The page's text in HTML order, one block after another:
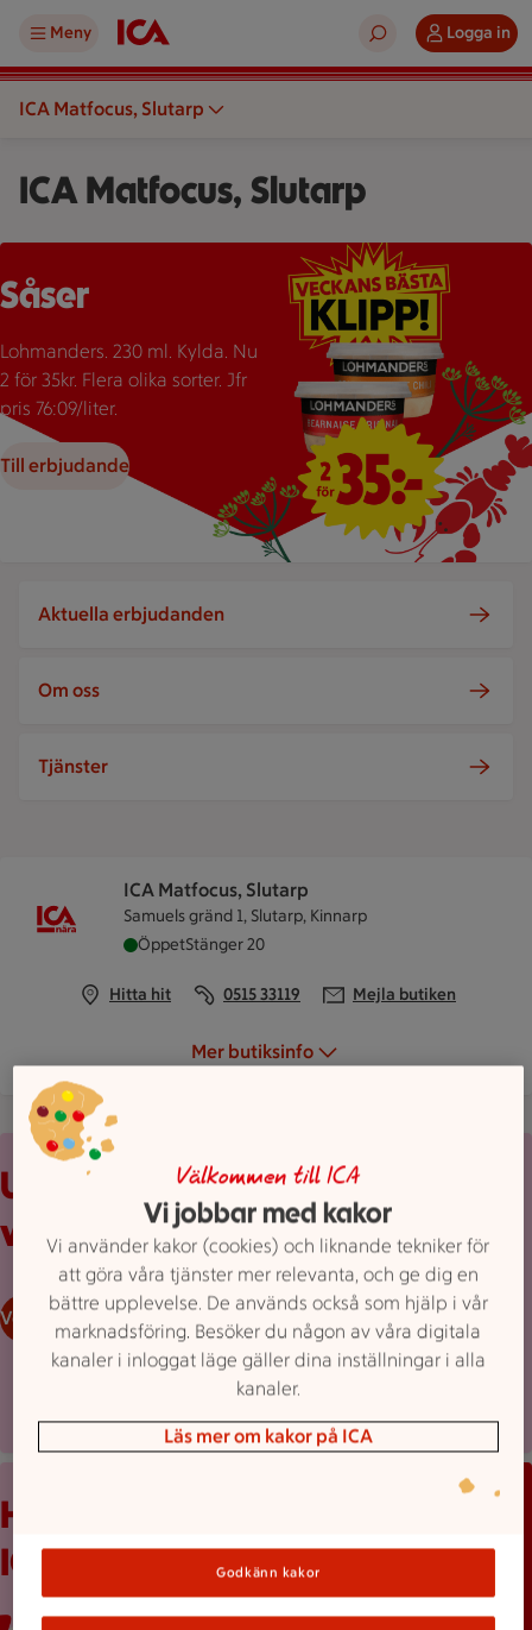
Meny Logga in
ICA Matfocus, Slutarp
ICA Matfocus, Slutarp
Två burkar Lohmanders sås med texten "2 för 35:-" som
Såser
Lohmanders. 230 ml. Kylda. Nu
2 för 35kr. Flera olika sorter. Jfr
pris 76:09/liter.
Till erbjudande
Aktuella erbjudanden
Om oss
Tjänster
ICA Matfocus, Slutarp
Samuels gränd 1, Slutarp, Kinnarp
ICA Matfocus, Slutarp är öppen nu, stänger
ÖppetStänger 20
Hitta hit 0515 33119 Mejla butiken
Mer butiksinfo
Uppvikt reklamblad från ICA med erbjudanden och
Upptäck
veckans erbjudanden
Veckans reklamblad
Mobilskärm visar appen Stam­mis med en lista över
Håll koll med
ICA-appen
Välkommen till ICA
Vi jobbar med kakor
Vi använder kakor (cookies) och liknande tekniker för
att göra våra tjänster mer relevanta, och ge dig en
bättre upplevelse. De används också som hjälp i vår
marknadsföring. Besöker du någon av våra digitala
kanaler i inloggat läge gäller dina inställningar i alla
kanaler.
Läs mer om kakor på ICA
Godkänn kakor